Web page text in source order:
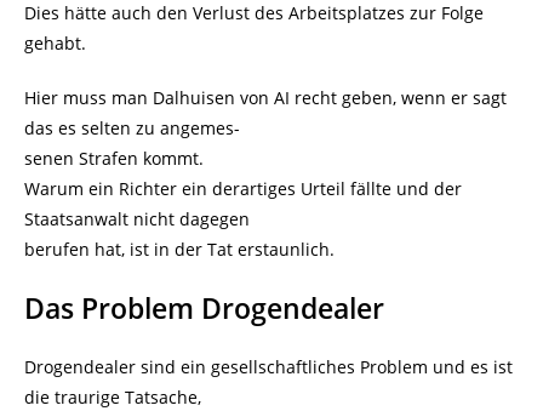
Dies hätte auch den Verlust des Arbeitsplatzes zur Folge
gehabt.
Hier muss man Dalhuisen von AI recht geben, wenn er sagt
das es selten zu angemes-
senen Strafen kommt.
Warum ein Richter ein derartiges Urteil fällte und der
Staatsanwalt nicht dagegen
berufen hat, ist in der Tat erstaunlich.
Das Problem Drogendealer
Drogendealer sind ein gesellschaftliches Problem und es ist
die traurige Tatsache,